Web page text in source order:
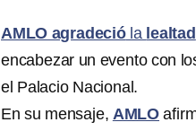
AMLO agradecióla lealtad
encabezar un evento con
el Palacio Nacional.
En su mensaje, AMLO